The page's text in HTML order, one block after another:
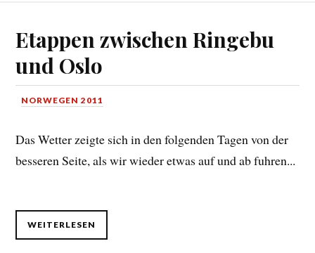
Etappen zwischen Ringebu
und Oslo
NORWEGEN 2011
Das Wetter zeigte sich in den folgenden Tagen von der
besseren Seite, als wir wieder etwas auf und ab fuhren...
WEITERLESEN